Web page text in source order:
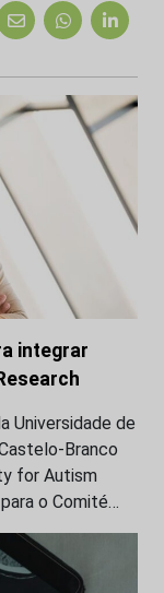
integrar
Universidade de
Branco
for Autism
o Comité…